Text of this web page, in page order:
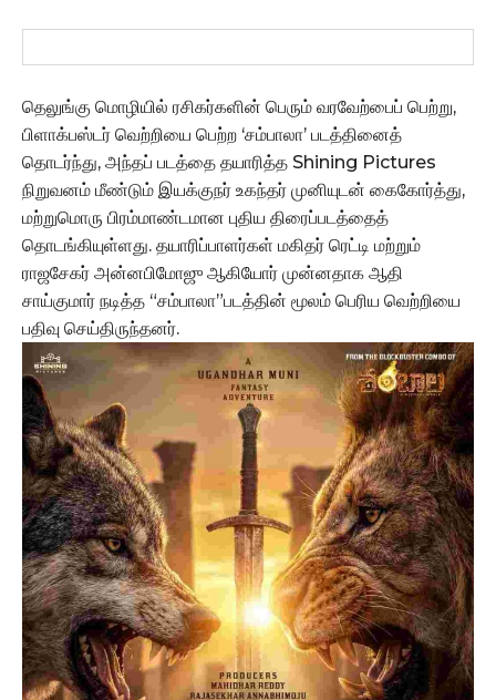
தெலுங்கு மொழியில் ரசிகர்களின் பெரும் வரவேற்பைப் பெற்று,
பிளாக்பஸ்டர் வெற்றியை பெற்ற ‘சம்பாலா’ படத்தினைத்
தொடர்ந்து, அந்தப் படத்தை தயாரித்த Shining Pictures
நிறுவனம் மீண்டும் இயக்குநர் உகந்தர் முனியுடன் கைகோர்த்து,
மற்றுமொரு பிரம்மாண்டமான புதிய திரைப்படத்தைத்
தொடங்கியுள்ளது. தயாரிப்பாளர்கள் மகிதர் ரெட்டி மற்றும்
ராஜசேகர் அன்னபிமோஜு ஆகியோர் முன்னதாக ஆதி
சாய்குமார் நடித்த “சம்பாலா”படத்தின் மூலம் பெரிய வெற்றியை
பதிவு செய்திருந்தனர்.